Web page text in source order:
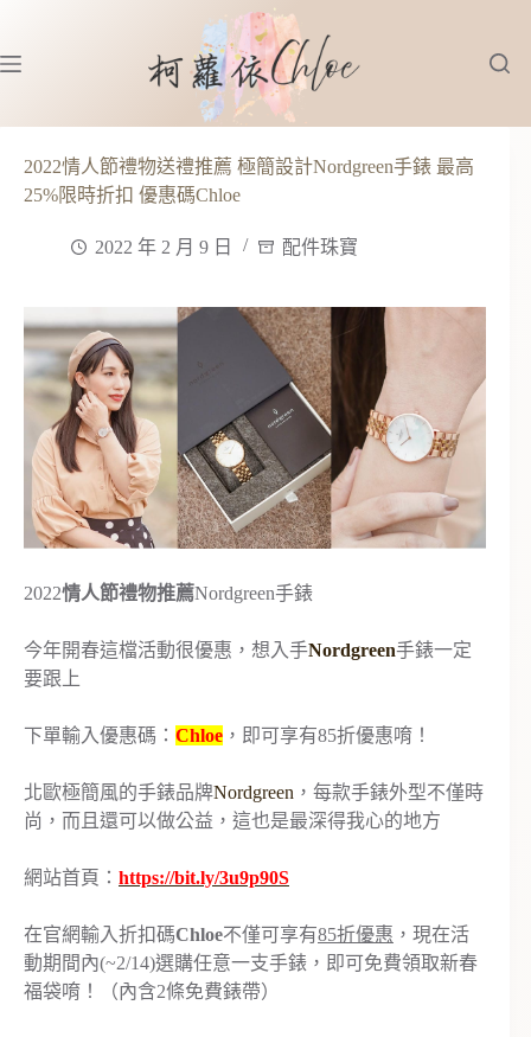
主
內
2022情人節禮物送禮推薦 極簡設計Nordgreen手錶 最高
25%限時折扣 優惠碼Chloe
2022 年 2 月 9 日 配件珠寶
2022情人節禮物推薦Nordgreen手錶
今年開春這檔活動很優惠，想入手Nordgreen手錶一定
要跟上
下單輸入優惠碼： Chloe ，即可享有85折優惠唷！
北歐極簡風的手錶品牌Nordgreen ，每款手錶外型不僅時
尚，而且還可以做公益，這也是最深得我心的地方
網站首頁： https://bit.ly/3u9p90S
在官網輸入折扣碼Chloe不僅可享有85折優惠 ，現在活
動期間內(~2/14)選購任意一支手錶，即可免費領取新春
福袋唷！（內含2條免費錶帶）